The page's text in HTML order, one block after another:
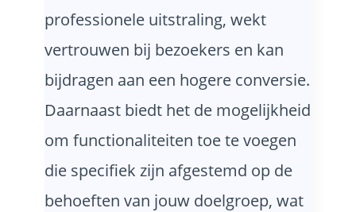
professionele uitstraling, wekt
vertrouwen bij bezoekers en kan
bijdragen aan een hogere conversie.
Daarnaast biedt het de mogelijkheid
om functionaliteiten toe te voegen
die specifiek zijn afgestemd op de
behoeften van jouw doelgroep, wat